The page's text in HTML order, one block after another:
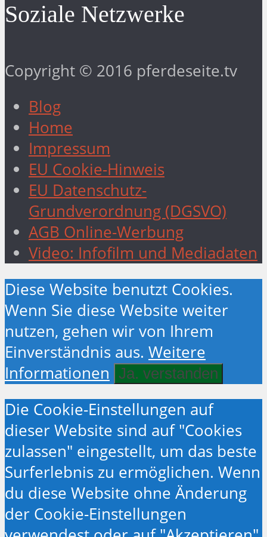
Soziale Netzwerke
Copyright © 2016 pferdeseite.tv
Blog
Home
Impressum
EU Cookie-Hinweis
EU Datenschutz-
Grundverordnung (DGSVO)
AGB Online-Werbung
Video: Infofilm und Mediadaten
Diese Website benutzt Cookies.
Wenn Sie diese Website weiter
nutzen, gehen wir von Ihrem
Einverständnis aus. Weitere
Informationen
Ja. verstanden
Die Cookie-Einstellungen auf
dieser Website sind auf "Cookies
zulassen" eingestellt, um das beste
Surferlebnis zu ermöglichen. Wenn
du diese Website ohne Änderung
der Cookie-Einstellungen